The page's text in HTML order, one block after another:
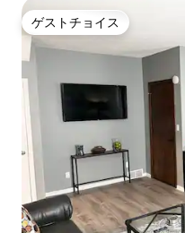
ゲストチョイス
ゲストチョイス